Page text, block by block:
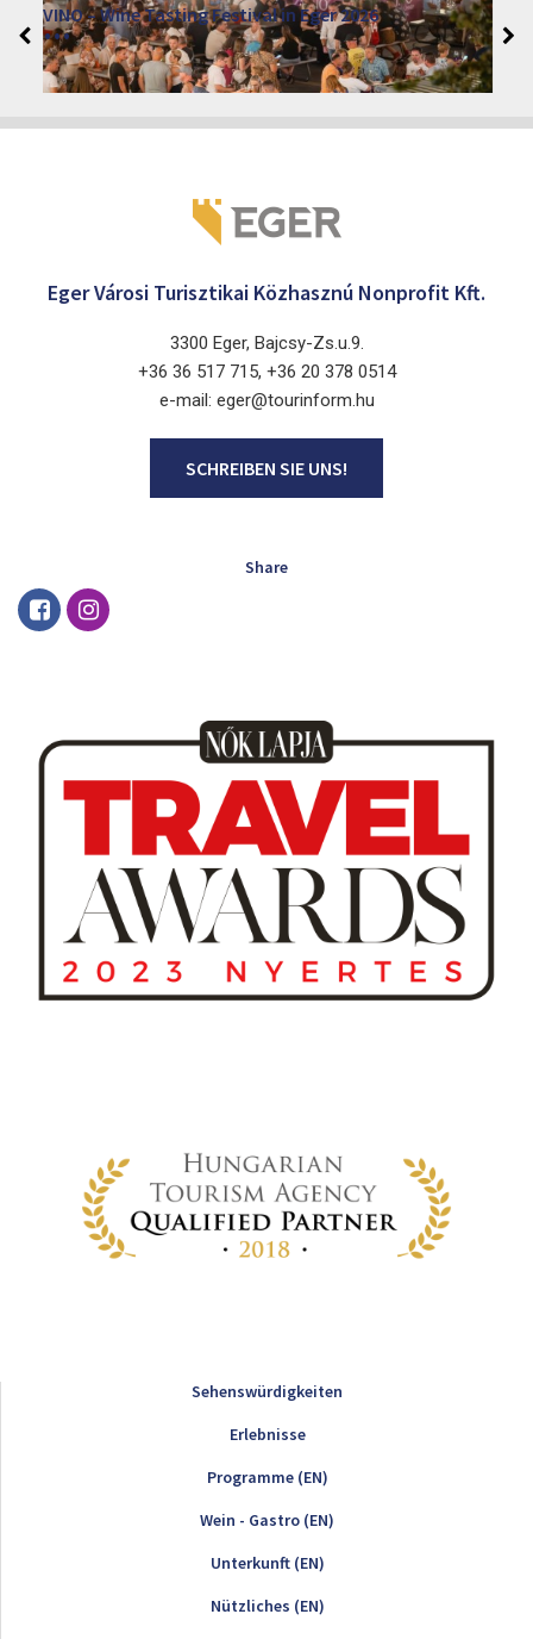
VINO – Wine Tasting Festival in Eger 2026
2026. August 12 - 17.
Eger 3300, Dobó István tér
Eger Városi Turisztikai Közhasznú Nonprofit Kft.
3300 Eger, Bajcsy-Zs.u.9.
+36 36 517 715, +36 20 378 0514
e-mail: eger@tourinform.hu
SCHREIBEN SIE UNS!
Share
Sehenswürdigkeiten
Erlebnisse
Programme (EN)
Wein - Gastro (EN)
Unterkunft (EN)
Nützliches (EN)